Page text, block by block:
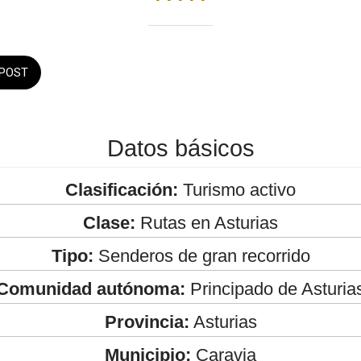
Datos básicos
Clasificación: Turismo activo
Clase: Rutas en Asturias
Tipo: Senderos de gran recorrido
autónoma: Principado de
Provincia: Asturias
Municipio: Caravia